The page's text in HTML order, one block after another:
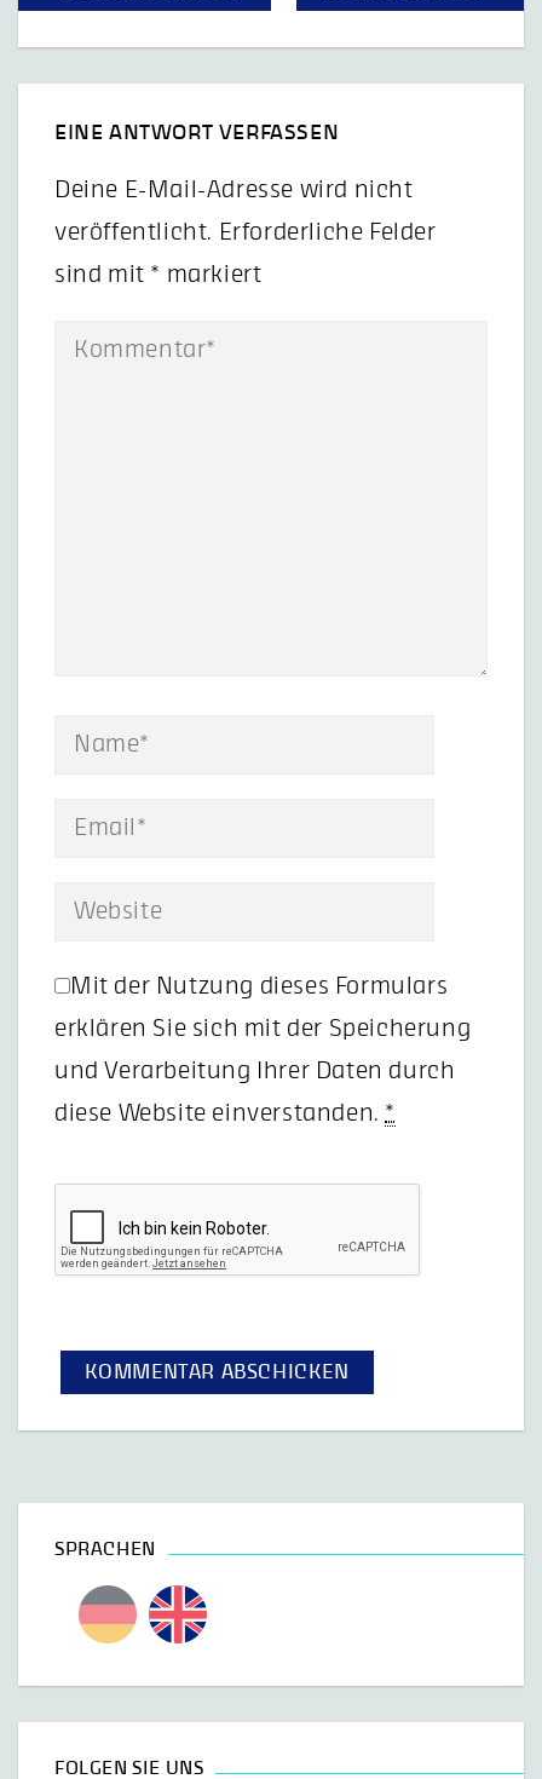
EINE ANTWORT VERFASSEN
Deine E-Mail-Adresse wird nicht
veröffentlicht. Erforderliche Felder
sind mit * markiert
Mit der Nutzung dieses Formulars
erklären Sie sich mit der Speicherung
und Verarbeitung Ihrer Daten durch
diese Website einverstanden. *
SPRACHEN
FOLGEN SIE UNS